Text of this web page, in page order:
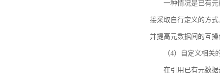
一种情况是已有
接采取自行定义的方
并提高元数据间的互
（4）自定义相关
在引用已有元数